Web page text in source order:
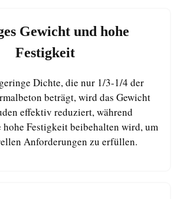
Gewicht und hohe
Festigkeit
Dichte, die nur 1/3-1/4 der
beträgt, wird das Gewicht
effektiv reduziert, während
Festigkeit beibehalten wird, um
Anforderungen zu erfüllen.
Italian
Indonesian
Malay
Uzbek